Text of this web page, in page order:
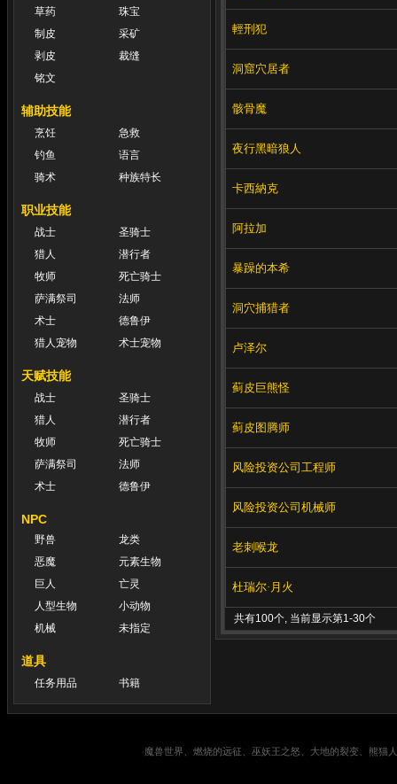
草药
珠宝
制皮
采矿
剥皮
裁缝
铭文
辅助技能
烹饪
急救
钓鱼
语言
骑术
种族特长
职业技能
战士
圣骑士
猎人
潜行者
牧师
死亡骑士
萨满祭司
法师
术士
德鲁伊
猎人宠物
术士宠物
天赋技能
战士
圣骑士
猎人
潜行者
牧师
死亡骑士
萨满祭司
法师
术士
德鲁伊
NPC
野兽
龙类
恶魔
元素生物
巨人
亡灵
人型生物
小动物
机械
未指定
道具
任务用品 书籍
輕刑犯
洞窟穴居者
骸骨魔
夜行黑暗狼人
卡西納克
阿拉加
暴躁的本希
洞穴捕猎者
卢泽尔
蓟皮巨熊怪
蓟皮图腾师
风险投资公司工程师
风险投资公司机械师
老刺喉龙
杜瑞尔·月火
共有100个, 当前显示第1-30个
魔兽世界、燃烧的远征、巫妖王之怒、大地的裂变、熊猫